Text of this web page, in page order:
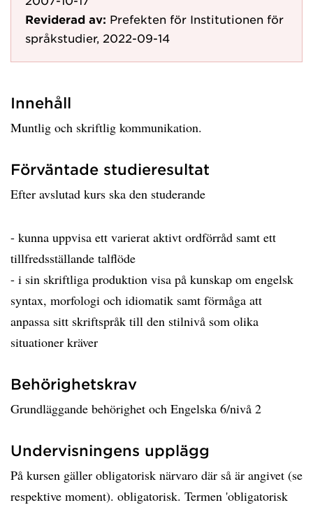
Reviderad av: Prefekten för Institutionen för
språkstudier, 2022-09-14
Innehåll
Muntlig och skriftlig kommunikation.
Förväntade studieresultat
Efter avslutad kurs ska den studerande
- kunna uppvisa ett varierat aktivt ordförråd samt ett
tillfredsställande talflöde
- i sin skriftliga produktion visa på kunskap om engelsk
syntax, morfologi och idiomatik samt förmåga att
anpassa sitt skriftspråk till den stilnivå som olika
situationer kräver
Behörighetskrav
Grundläggande behörighet och Engelska 6/nivå 2
Undervisningens upplägg
På kursen gäller obligatorisk närvaro där så är angivet (se
respektive moment). obligatorisk. Termen 'obligatorisk